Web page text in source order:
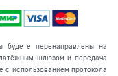
будете перенаправлены на
шлюзом и передача
использованием протокола